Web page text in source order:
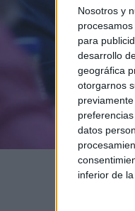
Nosotros y
para
desarrollo
geográfica
otorgarnos
datos
inferior de